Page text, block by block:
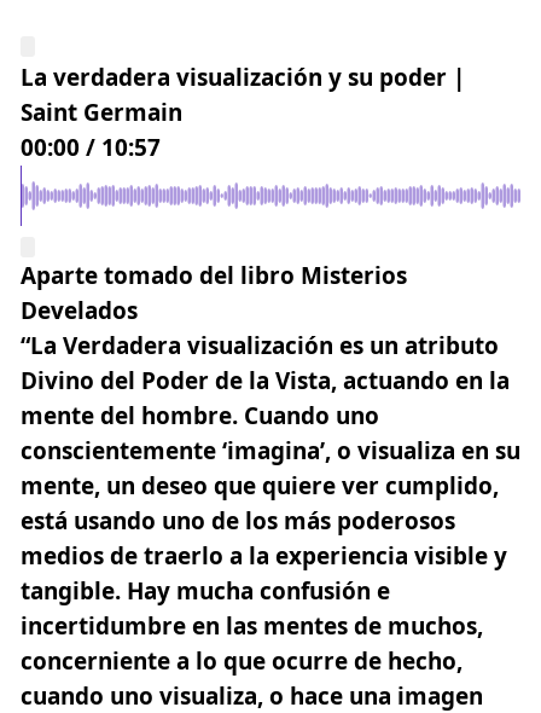
La verdadera visualización y su poder |
Saint Germain
00:00 / 10:57
Aparte tomado del libro Misterios
Develados
“La Verdadera visualización es un atributo
Divino del Poder de la Vista, actuando en la
mente del hombre. Cuando uno
conscientemente ‘imagina’, o visualiza en su
mente, un deseo que quiere ver cumplido,
está usando uno de los más poderosos
medios de traerlo a la experiencia visible y
tangible. Hay mucha confusión e
incertidumbre en las mentes de muchos,
concerniente a lo que ocurre de hecho,
cuando uno visualiza, o hace una imagen